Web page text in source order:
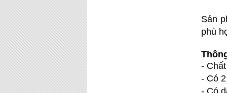
Sản
phù
-
- Có